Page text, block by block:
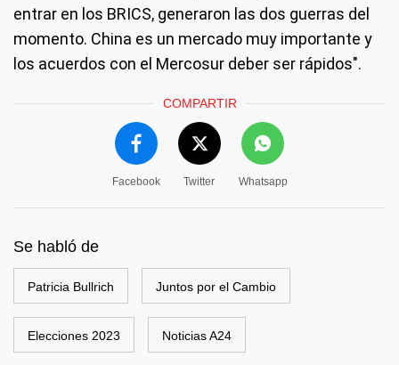
entrar en los BRICS, generaron las dos guerras del
momento. China es un mercado muy importante y
los acuerdos con el Mercosur deber ser rápidos".
COMPARTIR
Facebook Twitter Whatsapp
Se habló de
Patricia Bullrich Juntos por el Cambio
Elecciones 2023 Noticias A24